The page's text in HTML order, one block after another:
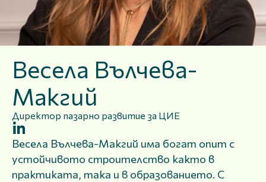
Весела Вълчева-
Макгий
Директор пазарно развитие за ЦИЕ
Весела Вълчева-Макгий има богат опит с
устойчивото строителство както в
практиката, така и в образованието. С